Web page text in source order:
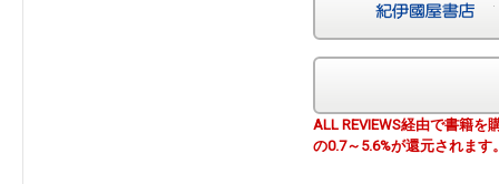
ALL REVIEWS経由で書籍
の0.7～5.6%が還元されます